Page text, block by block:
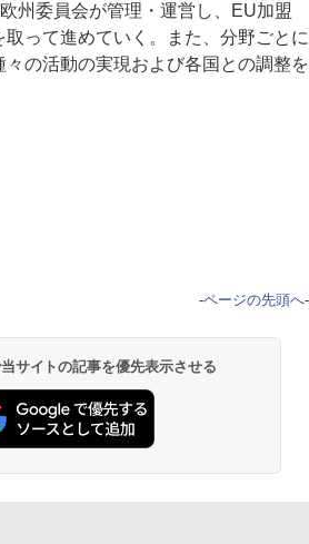
州委員会が管理・運営し、EU加盟
って進めていく。また、分野ごとに
の活動の実現および各国との調整を
-ページの先頭へ-
サイトの記事を優先表示させる